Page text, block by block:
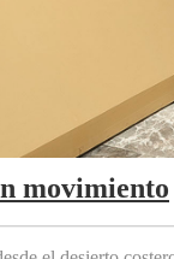
movimiento